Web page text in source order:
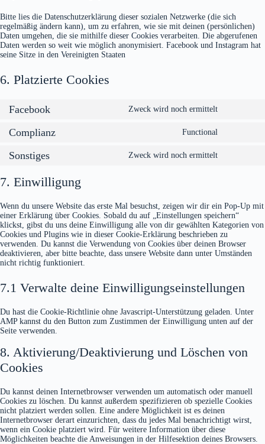
Bitte lies die Datenschutzerklärung dieser sozialen Netzwerke (die sich
regelmäßig ändern kann), um zu erfahren, wie sie mit deinen (persönlichen)
Daten umgehen, die sie mithilfe dieser Cookies verarbeiten. Die abgerufenen
Daten werden so weit wie möglich anonymisiert. Facebook und Instagram hat
seine Sitze in den Vereinigten Staaten
6. Platzierte Cookies
Facebook Zweck wird noch ermittelt
Complianz Functional
Sonstiges Zweck wird noch ermittelt
7. Einwilligung
Wenn du unsere Website das erste Mal besuchst, zeigen wir dir ein Pop-Up mit
einer Erklärung über Cookies. Sobald du auf „Einstellungen speichern“
klickst, gibst du uns deine Einwilligung alle von dir gewählten Kategorien von
Cookies und Plugins wie in dieser Cookie-Erklärung beschrieben zu
verwenden. Du kannst die Verwendung von Cookies über deinen Browser
deaktivieren, aber bitte beachte, dass unsere Website dann unter Umständen
nicht richtig funktioniert.
7.1 Verwalte deine Einwilligungseinstellungen
Du hast die Cookie-Richtlinie ohne Javascript-Unterstützung geladen. Unter
AMP kannst du den Button zum Zustimmen der Einwilligung unten auf der
Seite verwenden.
8. Aktivierung/Deaktivierung und Löschen von
Cookies
Du kannst deinen Internetbrowser verwenden um automatisch oder manuell
Cookies zu löschen. Du kannst außerdem spezifizieren ob spezielle Cookies
nicht platziert werden sollen. Eine andere Möglichkeit ist es deinen
Internetbrowser derart einzurichten, dass du jedes Mal benachrichtigt wirst,
wenn ein Cookie platziert wird. Für weitere Information über diese
Möglichkeiten beachte die Anweisungen in der Hilfesektion deines Browsers.